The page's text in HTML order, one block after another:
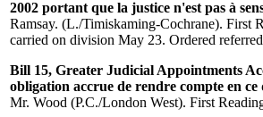
2002 portant que la justice n'est pas à
Ramsay. (L./Timiskaming-Cochrane). First
carried on division May 23. Ordered
Bill 15, Greater Judicial Appointments
obligation accrue de rendre compte en
Mr. Wood (P.C./London West). First